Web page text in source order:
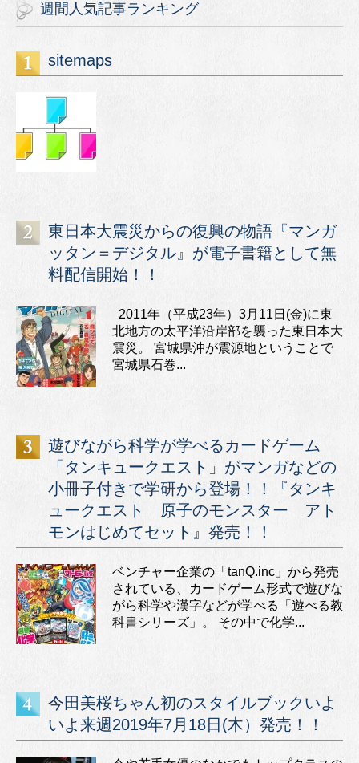
週間人気記事ランキング
sitemaps
東日本大震災からの復興の物語『マンガ
ッタン＝デジタル』が電子書籍として無
料配信開始！！
2011年（平成23年）3月11日(金)に東
北地方の太平洋沿岸部を襲った東日本大
震災。 宮城県沖が震源地ということで
宮城県石巻...
遊びながら科学が学べるカードゲーム
「タンキュークエスト」がマンガなどの
小冊子付きで学研から登場！！『タンキ
ュークエスト 原子のモンスター アト
モンはじめてセット』発売！！
ベンチャー企業の「tanQ.inc」から発売
されている、カードゲーム形式で遊びな
がら科学や漢字などが学べる「遊べる教
科書シリーズ」。 その中で化学...
今田美桜ちゃん初のスタイルブックいよ
いよ来週2019年7月18日(木）発売！！